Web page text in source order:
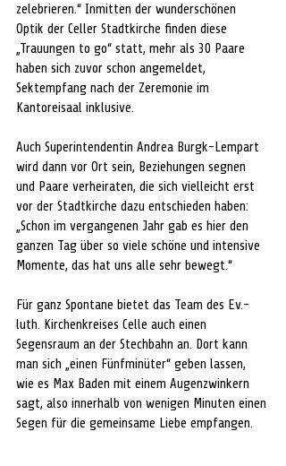
zelebrieren.“ Inmitten der wunderschönen
Optik der Celler Stadtkirche finden diese
„Trauungen to go“ statt, mehr als 30 Paare
haben sich zuvor schon angemeldet,
Sektempfang nach der Zeremonie im
Kantoreisaal inklusive.
Auch Superintendentin Andrea Burgk-Lempart
wird dann vor Ort sein, Beziehungen segnen
und Paare verheiraten, die sich vielleicht erst
vor der Stadtkirche dazu entschieden haben:
„Schon im vergangenen Jahr gab es hier den
ganzen Tag über so viele schöne und intensive
Momente, das hat uns alle sehr bewegt.“
Für ganz Spontane bietet das Team des Ev.-
luth. Kirchenkreises Celle auch einen
Segensraum an der Stechbahn an. Dort kann
man sich „einen Fünfminüter“ geben lassen,
wie es Max Baden mit einem Augenzwinkern
sagt, also innerhalb von wenigen Minuten einen
Segen für die gemeinsame Liebe empfangen.